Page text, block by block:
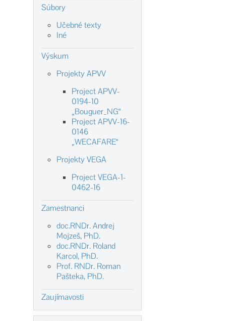
Súbory
Učebné texty
Iné
Výskum
Projekty APVV
Project APVV-
0194-10
„Bouguer_NG“
Project APVV-16-
0146
„WECAFARE“
Projekty VEGA
Project VEGA-1-
0462-16
Zamestnanci
doc.RNDr. Andrej
Mojzeš, PhD.
doc.RNDr. Roland
Karcol, PhD.
Prof. RNDr. Roman
Pašteka, PhD.
Zaujímavosti